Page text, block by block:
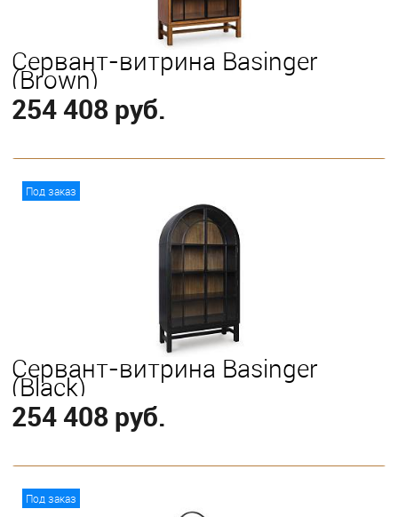
Сервант-витрина Basinger
(Brown)
254 408 руб.
Под заказ
Сервант-витрина Basinger
(Black)
254 408 руб.
Под заказ